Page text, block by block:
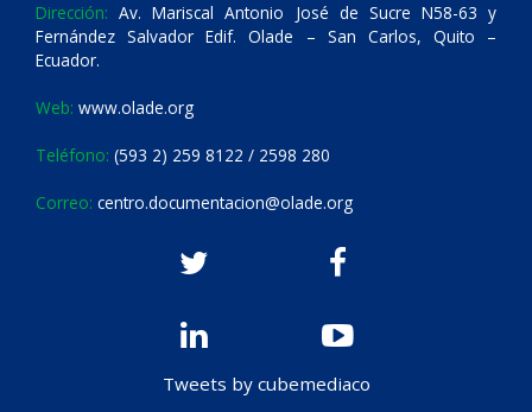
Dirección: Av. Mariscal Antonio José de Sucre N58-63 y
Fernández Salvador Edif. Olade – San Carlos, Quito –
Ecuador.
Web: www.olade.org
Teléfono: (593 2) 259 8122 / 2598 280
Correo: centro.documentacion@olade.org
Tweets by cubemediaco